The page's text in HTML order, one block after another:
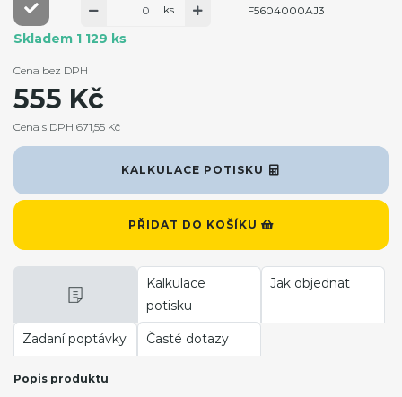
Skladem 1 129 ks
ks F5604000AJ3
KALKULACE POTISKU
PŘIDAT DO KOŠÍKU
Cena bez DPH
555 Kč
Cena s DPH 671,55 Kč
Kalkulace
potisku
Jak objednat
Zadaní poptávky Časté dotazy
Popis produktu